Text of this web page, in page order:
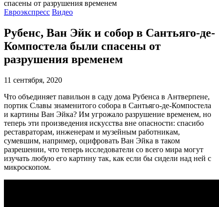
Евроэкспресс Видео
Рубенс, Ван Эйк и собор в Сантьяго-де-
Компостелa были спасены от
разрушения временем
11 сентября, 2020
Что объединяет павильон в саду дома Рубенса в Антверпене,
портик Славы знаменитого собора в Сантьяго-де-Компостела
и картины Ван Эйка? Им угрожало разрушение временем, но
теперь эти произведения искусства вне опасности: спасибо
реставраторам, инженерам и музейным работникам,
сумевшим, например, оцифровать Ван Эйка в таком
разрешении, что теперь исследователи со всего мира могут
изучать любую его картину так, как если бы сидели над ней с
микроскопом.